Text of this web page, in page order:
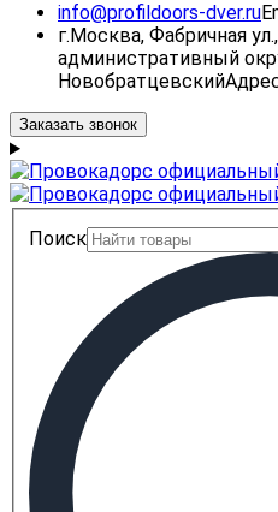
info@profildoors-dver.ru
г.Москва, Фабричная
административный
Новобратцевский
Заказать звонок
Поиск